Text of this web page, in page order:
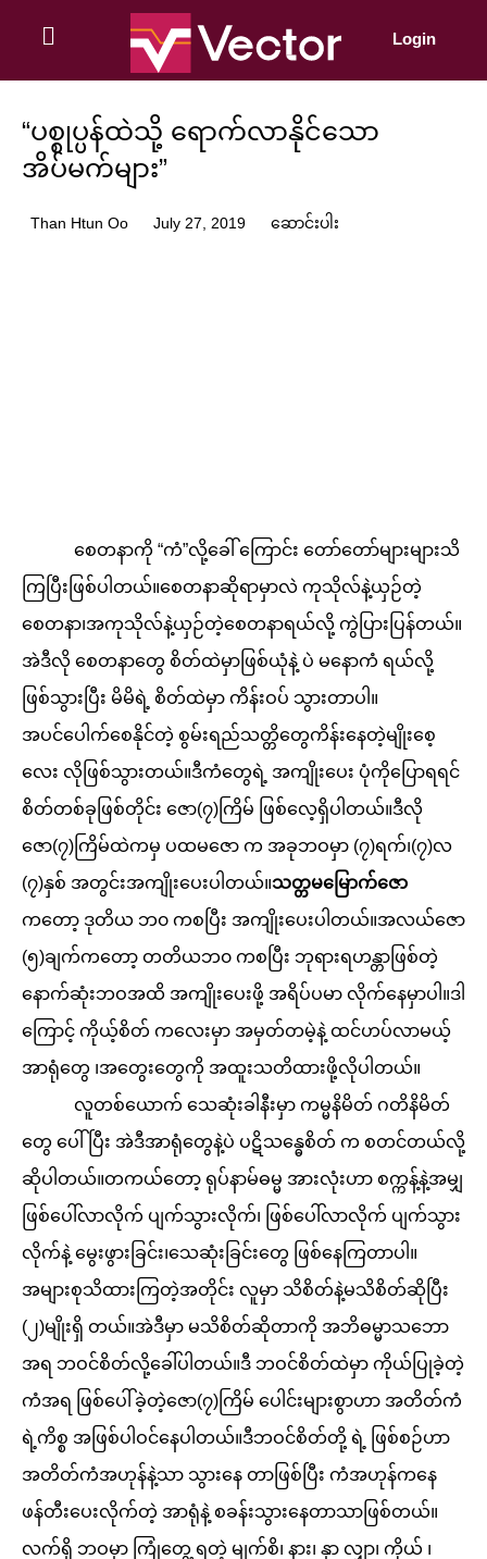
Login
“ပစ္စုပ္ပန်ထဲသို့ ရောက်လာနိုင်သော
အိပ်မက်များ”
Than Htun Oo July 27, 2019 ဆောင်းပါး
စေတနာကို “ကံ”လို့ခေါ် ကြောင်း တော်တော်များများသိ
ကြပြီးဖြစ်ပါတယ်။စေတနာဆိုရာမှာလဲ ကုသိုလ်နဲ့ယှဉ်တဲ့
စေတနာ၊အကုသိုလ်နဲ့ယှဉ်တဲ့စေတနာရယ်လို့ ကွဲပြားပြန်တယ်။
အဲဒီလို စေတနာတွေ စိတ်ထဲမှာဖြစ်ယုံနဲ့ ပဲ မနောကံ ရယ်လို့
ဖြစ်သွားပြီး မိမိရဲ့ စိတ်ထဲမှာ ကိန်းဝပ် သွားတာပါ။
အပင်ပေါက်စေနိုင်တဲ့ စွမ်းရည်သတ္တိတွေကိန်းနေတဲ့မျိုးစေ့
လေး လိုဖြစ်သွားတယ်။ဒီကံတွေရဲ့ အကျိုးပေး ပုံကိုပြောရရင်
စိတ်တစ်ခုဖြစ်တိုင်း ဇော(၇)ကြိမ် ဖြစ်လေ့ရှိပါတယ်။ဒီလို
ဇော(၇)ကြိမ်ထဲကမှ ပထမဇော က အခုဘဝမှာ (၇)ရက်၊(၇)လ
(၇)နှစ် အတွင်းအကျိုးပေးပါတယ်။သတ္တမမြောက်ဇော
ကတော့ ဒုတိယ ဘ၀ ကစပြီး အကျိုးပေးပါတယ်။အလယ်ဇော
(၅)ချက်ကတော့ တတိယဘ၀ ကစပြီး ဘုရားရဟန္တာဖြစ်တဲ့
နောက်ဆုံးဘဝအထိ အကျိုးပေးဖို့ အရိပ်ပမာ လိုက်နေမှာပါ။ဒါ
ကြောင့် ကိုယ့်စိတ် ကလေးမှာ အမှတ်တမဲ့နဲ့ ထင်ဟပ်လာမယ့်
အာရုံတွေ ၊အတွေးတွေကို အထူးသတိထားဖို့လိုပါတယ်။
လူတစ်ယောက် သေဆုံးခါနီးမှာ ကမ္မနိမိတ် ဂတိနိမိတ်
တွေ ပေါ်ပြီး အဲဒီအာရုံတွေနဲ့ပဲ ပဋိသန္ဓေစိတ် က စတင်တယ်လို့
ဆိုပါတယ်။တကယ်တော့ ရုပ်နာမ်ဓမ္မ အားလုံးဟာ စက္ကန့်နဲ့အမျှ
ဖြစ်ပေါ်လာလိုက် ပျက်သွားလိုက်၊ ဖြစ်ပေါ်လာလိုက် ပျက်သွား
လိုက်နဲ့ မွေးဖွားခြင်း၊သေဆုံးခြင်းတွေ ဖြစ်နေကြတာပါ။
အများစုသိထားကြတဲ့အတိုင်း လူမှာ သိစိတ်နဲ့မသိစိတ်ဆိုပြီး
(၂)မျိုးရှိ တယ်။အဲဒီမှာ မသိစိတ်ဆိုတာကို အဘိဓမ္မာသဘော
အရ ဘဝင်စိတ်လို့ခေါ်ပါတယ်။ဒီ ဘဝင်စိတ်ထဲမှာ ကိုယ်ပြုခဲ့တဲ့
ကံအရ ဖြစ်ပေါ်ခဲ့တဲ့ဇော(၇)ကြိမ် ပေါင်းများစွာဟာ အတိတ်ကံ
ရဲ့ကိစ္စ အဖြစ်ပါဝင်နေပါတယ်။ဒီဘဝင်စိတ်တို့ ရဲ့ ဖြစ်စဉ်ဟာ
အတိတ်ကံအဟုန်နဲ့သာ သွားနေ တာဖြစ်ပြီး ကံအဟုန်ကနေ
ဖန်တီးပေးလိုက်တဲ့ အာရုံနဲ့ စခန်းသွားနေတာသာဖြစ်တယ်။
လက်ရှိ ဘဝမှာ ကြုံတွေ့ ရတဲ့ မျက်စိ၊ နား၊ နှာ လျှာ၊ ကိုယ် ၊